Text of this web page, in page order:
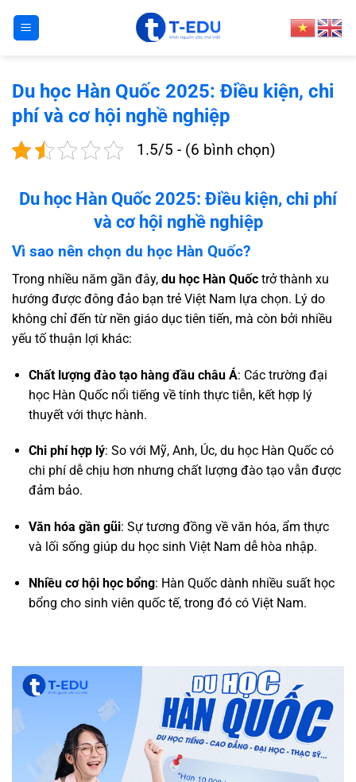
qua
Du học Hàn Quốc 2025: Điều kiện, chi
phí và cơ hội nghề nghiệp
1.5/5 - (6 bình chọn)
Du học Hàn Quốc 2025: Điều kiện, chi phí
và cơ hội nghề nghiệp
Vì sao nên chọn du học Hàn Quốc?
Trong nhiều năm gần đây, du học Hàn Quốc trở thành xu
hướng được đông đảo bạn trẻ Việt Nam lựa chọn. Lý do
không chỉ đến từ nền giáo dục tiên tiến, mà còn bởi nhiều
yếu tố thuận lợi khác:
Chất lượng đào tạo hàng đầu châu Á: Các trường đại
học Hàn Quốc nổi tiếng về tính thực tiễn, kết hợp lý
thuyết với thực hành.
Chi phí hợp lý: So với Mỹ, Anh, Úc, du học Hàn Quốc có
chi phí dễ chịu hơn nhưng chất lượng đào tạo vẫn được
đảm bảo.
Văn hóa gần gũi: Sự tương đồng về văn hóa, ẩm thực
và lối sống giúp du học sinh Việt Nam dễ hòa nhập.
Nhiều cơ hội học bổng: Hàn Quốc dành nhiều suất học
bổng cho sinh viên quốc tế, trong đó có Việt Nam.